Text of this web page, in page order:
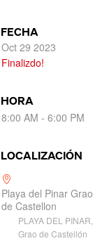
FECHA
Oct 29 2023
Finalizdo!
HORA
8:00 AM - 6:00 PM
LOCALIZACIÓN
Playa del Pinar Grao
de Castellon
PLAYA DEL PINAR,
Grao de Castellón